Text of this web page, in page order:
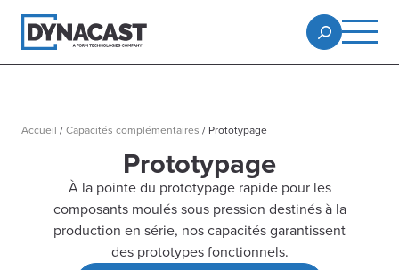
Accueil /Capacités complémentaires / Prototypage
Prototypage
À la pointe du prototypage rapide pour les
composants moulés sous pression destinés à la
production en série, nos capacités garantissent
des prototypes fonctionnels.